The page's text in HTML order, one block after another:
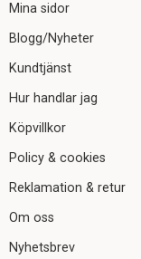
Mina sidor
Blogg/Nyheter
Kundtjänst
Hur handlar jag
Köpvillkor
Policy & cookies
Reklamation & retur
Om oss
Nyhetsbrev